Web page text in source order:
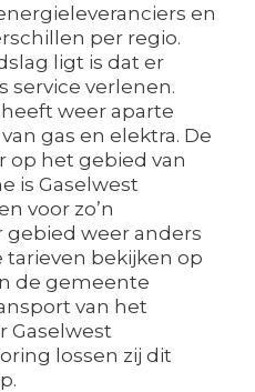
en
per regio.
ligt is dat er
service verlenen.
weer aparte
gas en elektra. De
het gebied van
is Gaselwest
voor zo’n
weer anders
tarieven bekijken op
de gemeente
van het
Gaselwest
lossen zij dit